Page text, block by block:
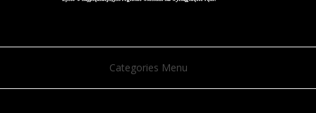
Categories Menu